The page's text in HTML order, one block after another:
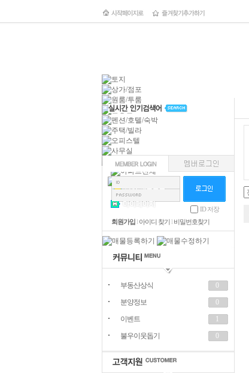
ID 저장
회원가입 l 아이디 찾기 l 비밀번호찾기
부동산상식
0
분양정보
0
이벤트
불우이웃돕기
0